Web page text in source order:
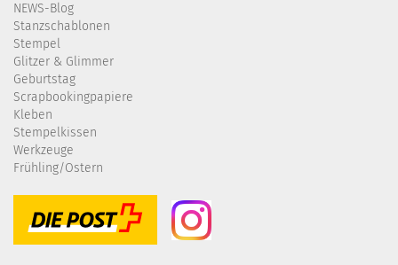
NEWS-Blog
Stanzschablonen
Stempel
Glitzer & Glimmer
Geburtstag
Scrapbookingpapiere
Kleben
Stempelkissen
Werkzeuge
Frühling/Ostern